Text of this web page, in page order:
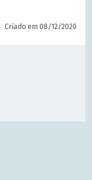
Criado em 08/12/2020